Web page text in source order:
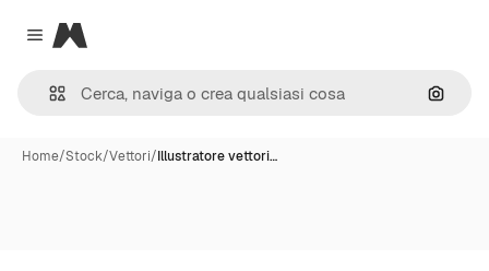
Close menu
Magnific
Cerca
Home/Stock/Vettori/Illustratore vettori…